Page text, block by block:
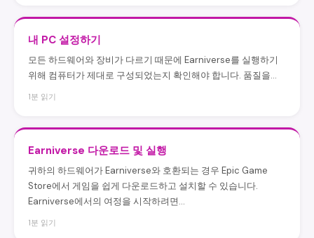
내 PC 설정하기
모든 하드웨어와 장비가 다르기 때문에 Earniverse를 실행하기
위해 컴퓨터가 제대로 구성되었는지 확인해야 합니다. 품질을…
1분 읽기
Earniverse 다운로드 및 실행
귀하의 하드웨어가 Earniverse와 호환되는 경우 Epic Game
Store에서 게임을 쉽게 다운로드하고 설치할 수 있습니다.
Earniverse에서의 여정을 시작하려면…
1분 읽기